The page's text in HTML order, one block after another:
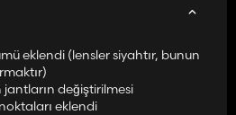
eklendi (lensler siyahtır, bunun
jantların değiştirilmesi
eklendi